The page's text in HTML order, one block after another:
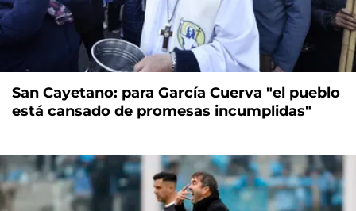
San Cayetano: para García Cuerva "el pueblo
está cansado de promesas incumplidas"